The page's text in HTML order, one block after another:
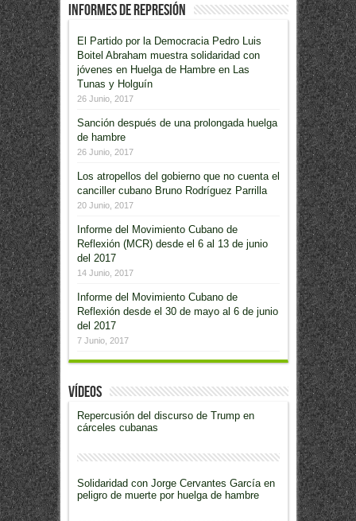
Informes de Represión
El Partido por la Democracia Pedro Luis
Boitel Abraham muestra solidaridad con
jóvenes en Huelga de Hambre en Las
Tunas y Holguín
26 Junio, 2017
Sanción después de una prolongada huelga
de hambre
26 Junio, 2017
Los atropellos del gobierno que no cuenta el
canciller cubano Bruno Rodríguez Parrilla
20 Junio, 2017
Informe del Movimiento Cubano de
Reflexión (MCR) desde el 6 al 13 de junio
del 2017
14 Junio, 2017
Informe del Movimiento Cubano de
Reflexión desde el 30 de mayo al 6 de junio
del 2017
7 Junio, 2017
Vídeos
Repercusión del discurso de Trump en
cárceles cubanas
Solidaridad con Jorge Cervantes García en
peligro de muerte por huelga de hambre